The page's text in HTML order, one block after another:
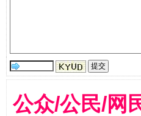
公众/公民/网